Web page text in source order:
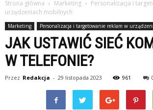
Strona główna Marketing
Personalizacja i
urządzeniach mobilnych
Marketing Personalizacja i targetowanie reklam w
JAK USTAWIĆ SIEĆ
W TELEFONIE?
Przez Redakcja - 29 listopada 2023 961